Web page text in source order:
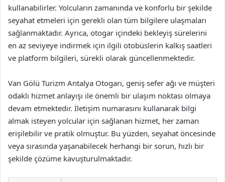
kullanabilirler. Yolcuların zamanında ve konforlu bir şekilde
seyahat etmeleri için gerekli olan tüm bilgilere ulaşmaları
sağlanmaktadır. Ayrıca, otogar içindeki bekleyiş sürelerini
en az seviyeye indirmek için ilgili otobüslerin kalkış saatleri
ve platform bilgileri, sürekli olarak güncellenmektedir.
Van Gölü Turizm Antalya Otogarı, geniş sefer ağı ve müşteri
odaklı hizmet anlayışı ile önemli bir ulaşım noktası olmaya
devam etmektedir. İletişim numarasını kullanarak bilgi
almak isteyen yolcular için sağlanan hizmet, her zaman
erişilebilir ve pratik olmuştur. Bu yüzden, seyahat öncesinde
veya sırasında yaşanabilecek herhangi bir sorun, hızlı bir
şekilde çözüme kavuşturulmaktadır.